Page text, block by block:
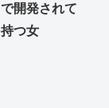
開発されて
つ女